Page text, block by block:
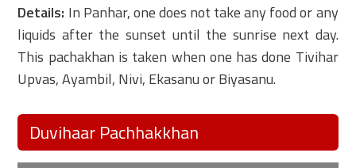
Details: In Panhar, one does not take any food or any
liquids after the sunset until the sunrise next day.
This pachakhan is taken when one has done Tivihar
Upvas, Ayambil, Nivi, Ekasanu or Biyasanu.
Duvihaar Pachhakkhan